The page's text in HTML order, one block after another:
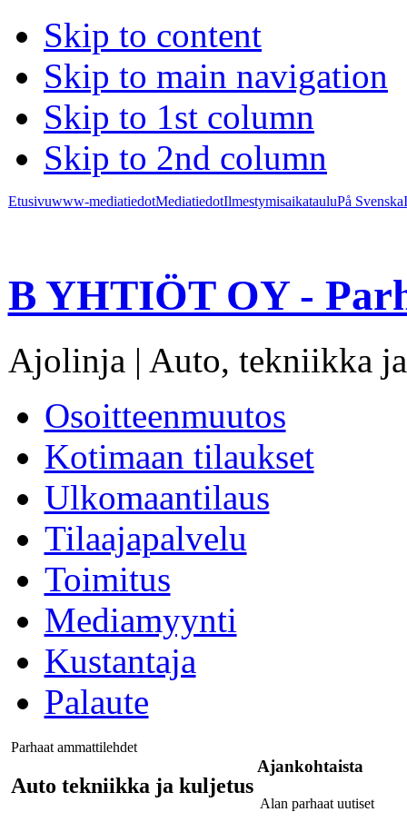
Skip to content
Skip to main navigation
Skip to 1st column
Skip to 2nd column
Etusivuwww-mediatiedotMediatiedotIlmestymisaikatauluPå Svenska
B YHTIÖT OY -
Ajolinja | Auto, tekniikka
Osoitteenmuutos
Kotimaan tilaukset
Ulkomaantilaus
Tilaajapalvelu
Toimitus
Mediamyynti
Kustantaja
Palaute
Parhaat ammattilehdet
Auto tekniikka ja kuljetus
Ajankohtaista
Alan parhaat uutiset